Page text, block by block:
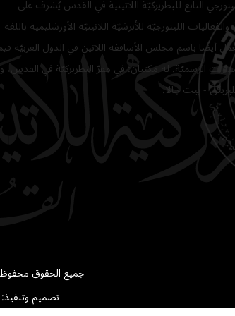
التابع للبطريركيّة اللاتينية في القدس يُشرف على
الليتورجيّة للأبرشيّة اللاتينيّة الأورشليمية باللغة
أيضًا باسم مجلس الأساقفة اللاتين في الدول العربيّة
الرسميّة. له مكتبان: في مقرّ البطريركيّة في القدس،
- بيت جالا.
جميع الحقوق محفوظة
تصميم وتنفيذ: